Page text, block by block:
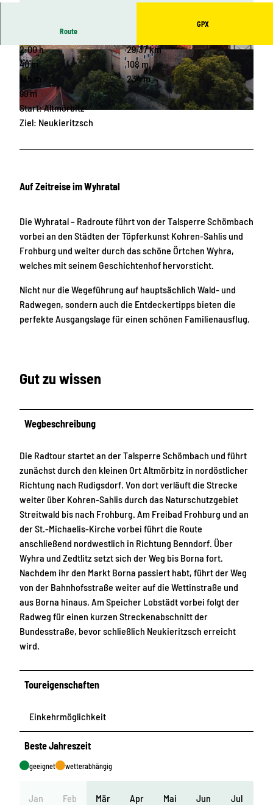
© Tom Williger, LEIPZIG REGION | CC-BY © Wolfgang Siesing, LEIPZIG REGION
Route
GPX
2:00 h
29,37 km
40 m
108 m
135 m
234 m
99 m
Start: Altmörbitz
Ziel: Neukieritzsch
Auf Zeitreise im Wyhratal
Die Wyhratal – Radroute führt von der Talsperre Schömbach
vorbei an den Städten der Töpferkunst Kohren-Sahlis und
Frohburg und weiter durch das schöne Örtchen Wyhra,
welches mit seinem Geschichtenhof hervorsticht.
Nicht nur die Wegeführung auf hauptsächlich Wald- und
Radwegen, sondern auch die Entdeckertipps bieten die
perfekte Ausgangslage für einen schönen Familienausflug.
Gut zu wissen
Wegbeschreibung
Die Radtour startet an der Talsperre Schömbach und führt
zunächst durch den kleinen Ort Altmörbitz in nordöstlicher
Richtung nach Rudigsdorf. Von dort verläuft die Strecke
weiter über Kohren-Sahlis durch das Naturschutzgebiet
Streitwald bis nach Frohburg. Am Freibad Frohburg und an
der St.-Michaelis-Kirche vorbei führt die Route
anschließend nordwestlich in Richtung Benndorf. Über
Wyhra und Zedtlitz setzt sich der Weg bis Borna fort.
Nachdem ihr den Markt Borna passiert habt, führt der Weg
von der Bahnhofsstraße weiter auf die Wettinstraße und
aus Borna hinaus. Am Speicher Lobstädt vorbei folgt der
Radweg für einen kurzen Streckenabschnitt der
Bundesstraße, bevor schließlich Neukieritzsch erreicht
wird.
Toureigenschaften
Einkehrmöglichkeit
Beste Jahreszeit
geeignet wetterabhängig
Jan Feb Mär Apr Mai Jun Jul